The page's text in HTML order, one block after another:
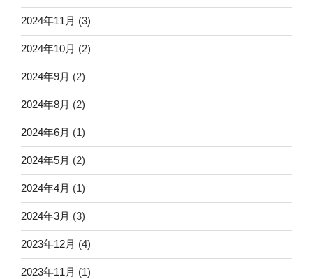
2024年11月 (3)
2024年10月 (2)
2024年9月 (2)
2024年8月 (2)
2024年6月 (1)
2024年5月 (2)
2024年4月 (1)
2024年3月 (3)
2023年12月 (4)
2023年11月 (1)